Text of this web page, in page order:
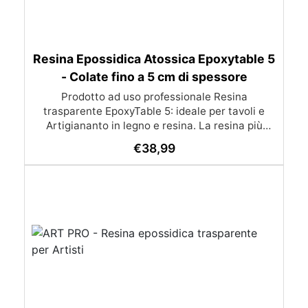
Resina Epossidica Atossica Epoxytable 5
- Colate fino a 5 cm di spessore
Prodotto ad uso professionale Resina
trasparente EpoxyTable 5: ideale per tavoli e
Artigiananto in legno e resina. La resina più
perfetta per colate di alto spessore fino a 5 cm.
Applicazioni Principali: Realizzazione di tavoli in
monete, pietre, ecc) Colate riempitive in
spessore dentro stampi e cassaforme
Caratteristiche principali: ✅ Bassissima
€38,99